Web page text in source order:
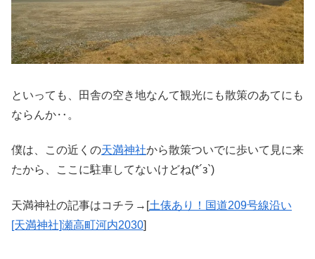
といっても、田舎の空き地なんて観光にも散策のあてにも
ならんか‥。
僕は、この近くの天満神社から散策ついでに歩いて見に来
たから、ここに駐車してないけどね(*´з`)
天満神社の記事はコチラ→[土俵あり！国道209号線沿い
[天満神社]瀬高町河内2030]